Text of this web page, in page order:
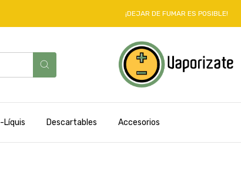
¡DEJAR DE FUMAR ES POSIBLE!
Líquis Descartables Accesorios